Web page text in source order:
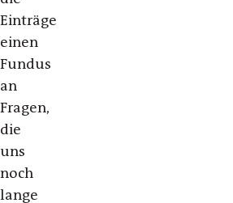
Einträge
einen
Fundus
an
Fragen,
die
uns
noch
lange